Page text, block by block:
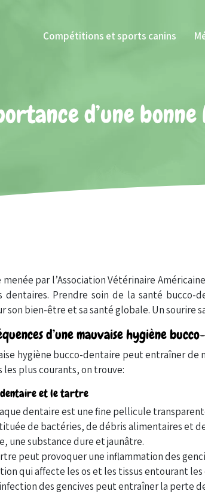
Compétitions et sports canins
d’une
par l’Association Vétérinaire
dentaires. Prendre soin de la santé
son bien-être et sa santé globale. Un sourire
d’une mauvaise hygiène
hygiène bucco-dentaire peut entraîner
les plus courants, on trouve:
et le tartre
dentaire est une fine pellicule
de bactéries, de débris alimentaires et
une substance dure et jaunâtre.
peut provoquer une inflammation des
qui affecte les os et les tissus entourant les
des gencives peut entraîner la perte